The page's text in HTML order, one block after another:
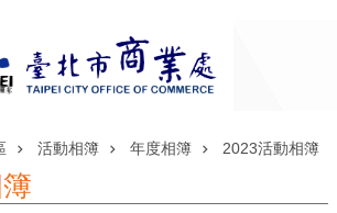
活動相簿 年度相簿 2023活動相簿